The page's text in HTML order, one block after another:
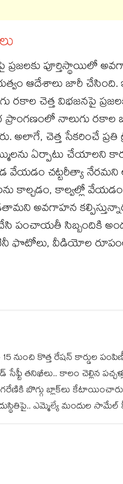
ప్రజలకు పూర్తిస్థాయిలో
ఆదేశాలు జారీ
రకాల చెత్త విభజనపై
నాలుగు రకాల
చెత్త సేకరించే ప్రతి
ఏర్పాటు చేయాలని
వేయడం చట్టరీత్యా నేరమని
కాల్చడం, కాల్వల్లో
అవగాహన
చేసి పంచాయతీ సిబ్బందికి
ఫొటోలు, వీడియోల
15 నుంచి కొత్త రేషన్ కార్డుల
తనిఖీలు.. కాలం చెల్లిన
బొగ్గు బ్లాక్‌‌‌‌‌‌‌‌లు
ఎమ్మెల్యే మందుల